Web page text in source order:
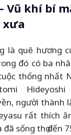
Vũ khí bí
xưa
là quê hương
đó có ba
thống nhất
người thành
rất thích
sống thọ đến